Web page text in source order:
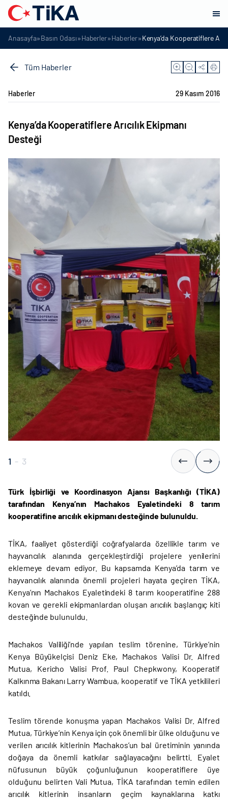
Anasayfa»Basın Odası»Haberler»Haberler»Kenya’da Kooperatiflere
Tüm Haberler
Haberler 29 Kasım 2016
Kenya’da Kooperatiflere Arıcılık Ekipmanı
Desteği
1 - 3
Türk İşbirliği ve Koordinasyon Ajansı Başkanlığı (TİKA)
tarafından Kenya’nın Machakos Eyaletindeki 8 tarım
kooperatifine arıcılık ekipmanı desteğinde bulunuldu.
TİKA, faaliyet gösterdiği coğrafyalarda özellikle tarım ve
hayvancılık alanında gerçekleştirdiği projelere yenilerini
eklemeye devam ediyor. Bu kapsamda Kenya’da tarım ve
hayvancılık alanında önemli projeleri hayata geçiren TİKA,
Kenya’nın Machakos Eyaletindeki 8 tarım kooperatifine 288
kovan ve gerekli ekipmanlardan oluşan arıcılık başlangıç kiti
desteğinde bulunuldu.
Machakos Valiliği’nde yapılan teslim törenine, Türkiye’nin
Kenya Büyükelçisi Deniz Eke, Machakos Valisi Dr. Alfred
Mutua, Kericho Valisi Prof. Paul Chepkwony, Kooperatif
Kalkınma Bakanı Larry Wambua, kooperatif ve TİKA yetkilileri
katıldı.
Teslim törende konuşma yapan Machakos Valisi Dr. Alfred
Mutua, Türkiye’nin Kenya için çok önemli bir ülke olduğunu ve
verilen arıcılık kitlerinin Machakos’un bal üretiminin yanında
doğaya da önemli katkılar sağlayacağını belirtti. Eyalet
nüfusunun büyük çoğunluğunun kooperatiflere üye
olduğunu belirten Vali Mutua, TİKA tarafından temin edilen
arıcılık kitlerinin insanların geçim kaynaklarına katkı